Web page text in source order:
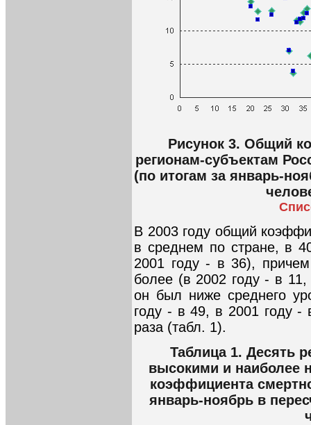
Рисунок 3. Общий
регионам-субъектам
(по итогам за январь-
В 2003 году общий
в среднем по стране, в
2001 году - в 36),
более (в 2002 году - в
он был ниже среднего
году - в 49, в 2001 году
раза (табл. 1).
Таблица 1. Десять
высокими и наиболее
коэффициента
январь-ноябрь в